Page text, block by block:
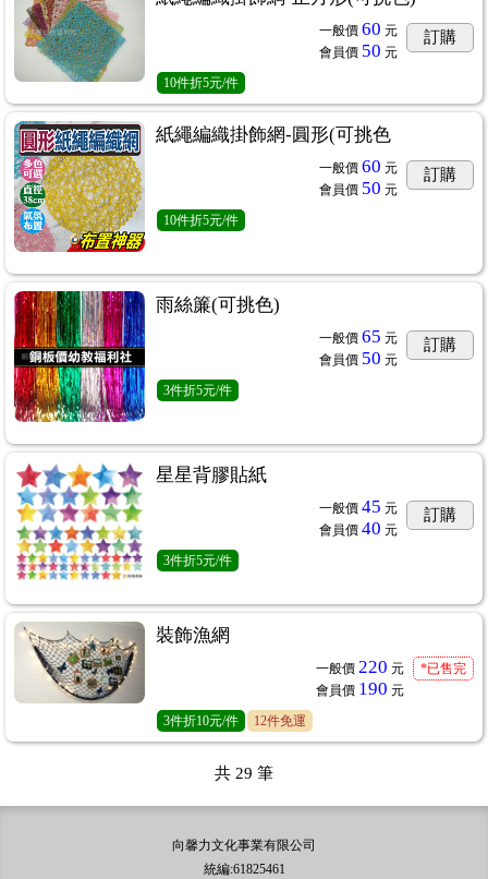
一般價 60 元
會員價 50 元
訂購
10件折5元/件
紙繩編織掛飾網-圓形(可挑色
一般價 60 元
會員價 50 元
訂購
10件折5元/件
雨絲簾(可挑色)
一般價 65 元
會員價 50 元
訂購
3件折5元/件
星星背膠貼紙
一般價 45 元
會員價 40 元
訂購
3件折5元/件
裝飾漁網
一般價 220 元
會員價 190 元
*已售完
3件折10元/件 12件免運
共 29 筆
向馨力文化事業有限公司
統編:61825461